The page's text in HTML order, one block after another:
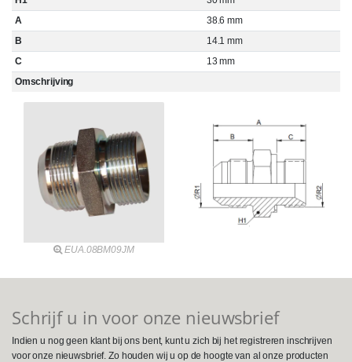
A
38.6 mm
B
14.1 mm
C
13 mm
Omschrijving
EUA.08BM09JM
Schrijf u in voor onze nieuwsbrief
Indien u nog geen klant bij ons bent, kunt u zich bij het registreren inschrijven
voor onze nieuwsbrief. Zo houden wij u op de hoogte van al onze producten